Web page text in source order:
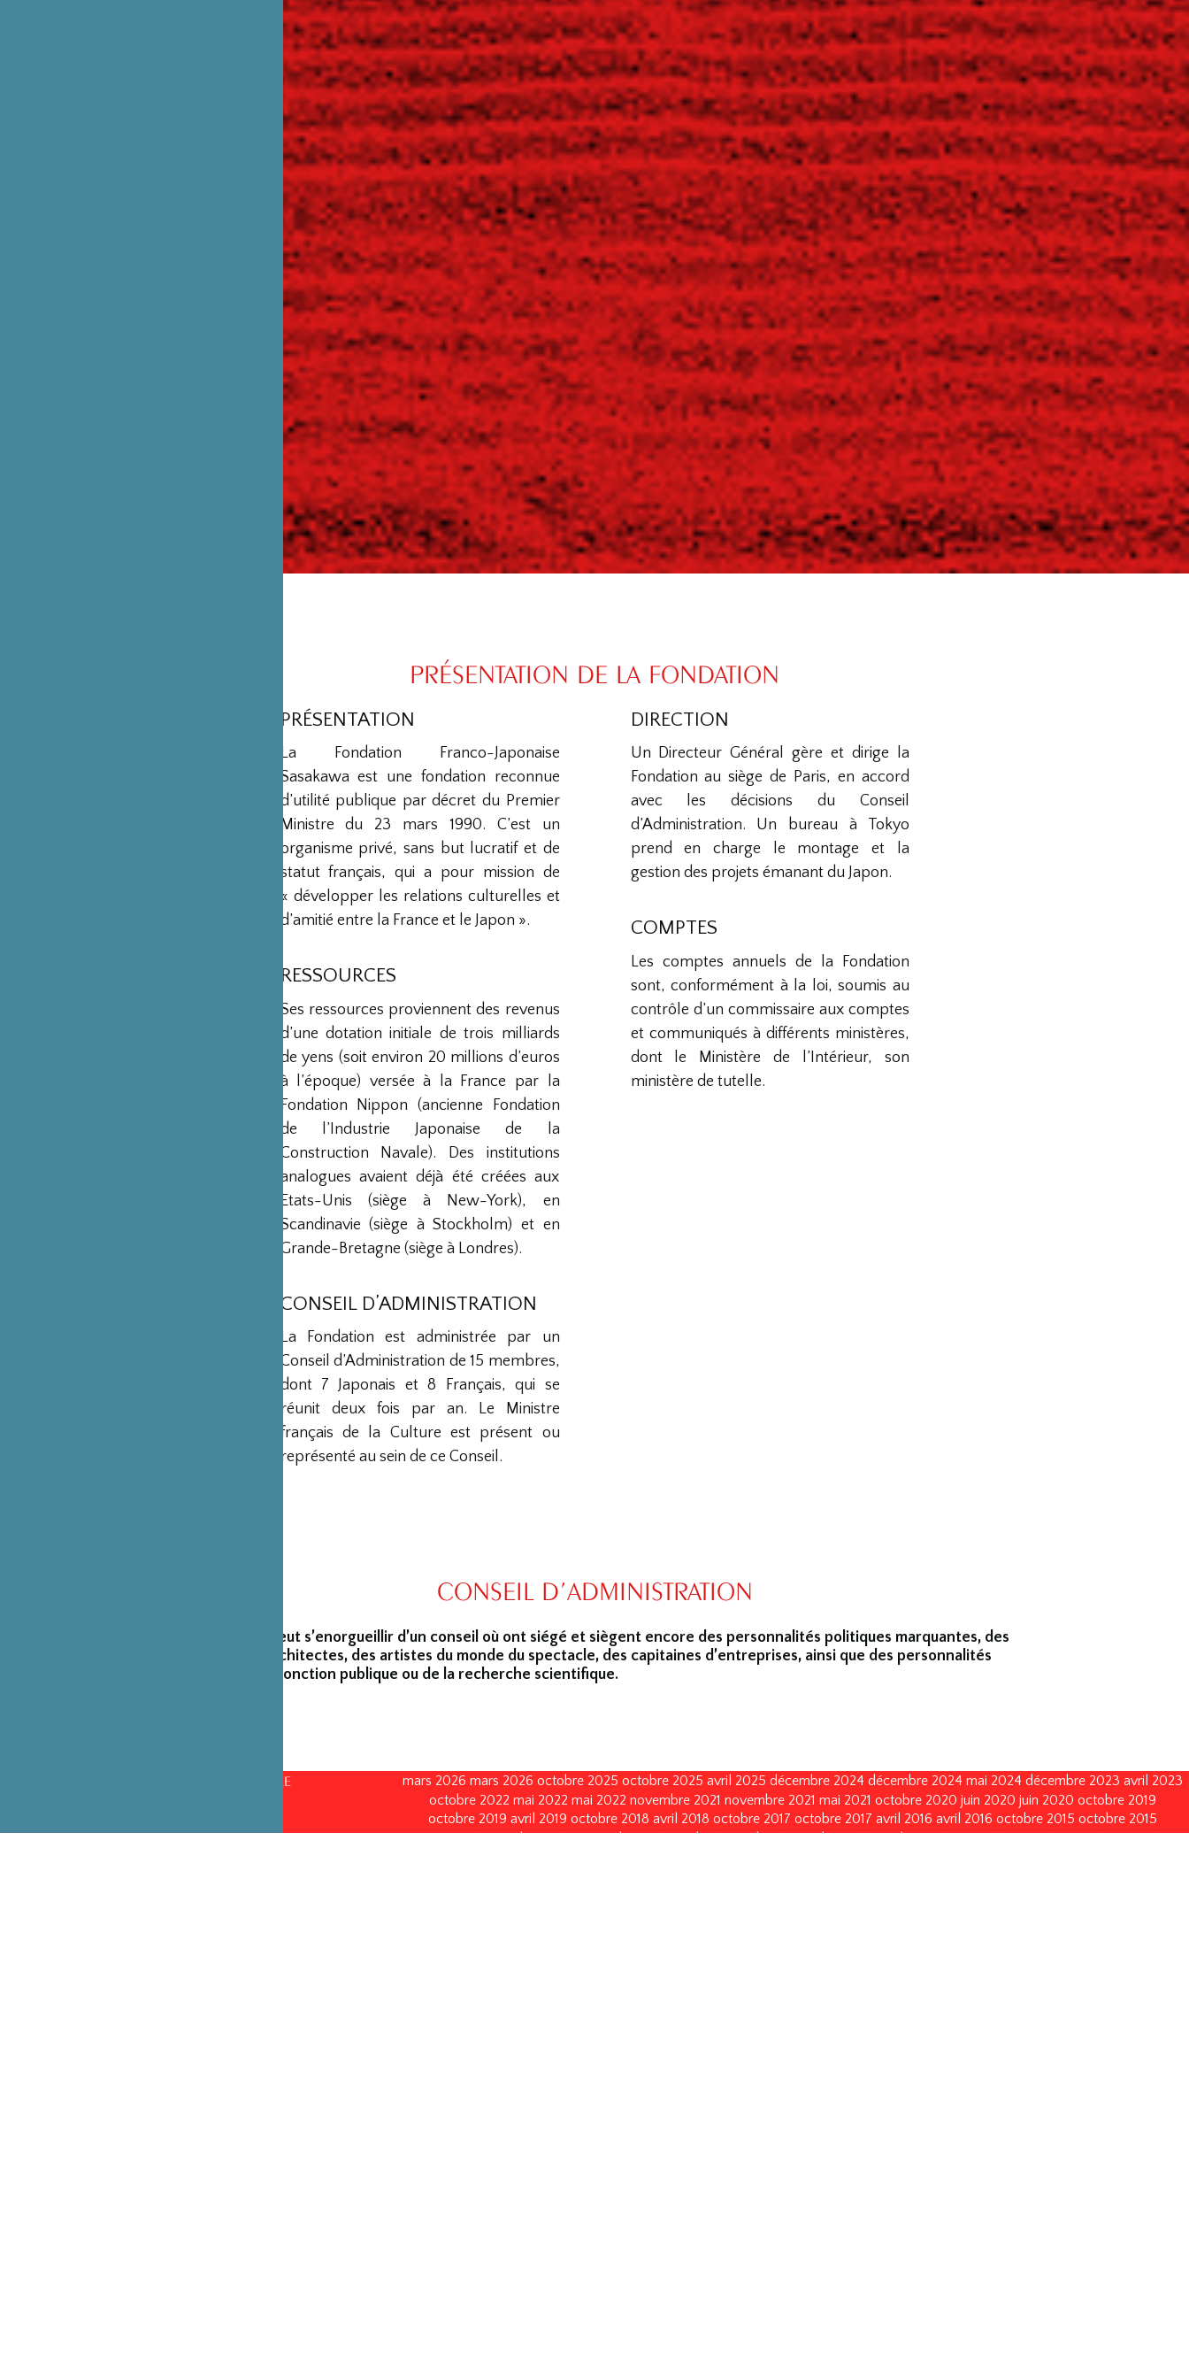
PRÉSENTATION DE LA FONDATION
PRÉSENTATION
La Fondation Franco-Japonaise
Sasakawa est une fondation reconnue
d’utilité publique par décret du Premier
Ministre du 23 mars 1990. C’est un
organisme privé, sans but lucratif et de
statut français, qui a pour mission de
« développer les relations culturelles et
d’amitié entre la France et le Japon ».
RESSOURCES
Ses ressources proviennent des revenus
d’une dotation initiale de trois milliards
de yens (soit environ 20 millions d’euros
à l’époque) versée à la France par la
Fondation Nippon (ancienne Fondation
de l’Industrie Japonaise de la
Construction Navale). Des institutions
analogues avaient déjà été créées aux
Etats-Unis (siège à New-York), en
Scandinavie (siège à Stockholm) et en
Grande-Bretagne (siège à Londres).
CONSEIL D’ADMINISTRATION
La Fondation est administrée par un
Conseil d’Administration de 15 membres,
dont 7 Japonais et 8 Français, qui se
réunit deux fois par an. Le Ministre
français de la Culture est présent ou
représenté au sein de ce Conseil.
DIRECTION
Un Directeur Général gère et dirige la
Fondation au siège de Paris, en accord
avec les décisions du Conseil
d’Administration. Un bureau à Tokyo
prend en charge le montage et la
gestion des projets émanant du Japon.
COMPTES
Les comptes annuels de la Fondation
sont, conformément à la loi, soumis au
contrôle d’un commissaire aux comptes
et communiqués à différents ministères,
dont le Ministère de l’Intérieur, son
ministère de tutelle.
CONSEIL D’ADMINISTRATION
La Fondation peut s’enorgueillir d’un conseil où ont siégé et siègent encore des personnalités politiques marquantes, des
créateurs et architectes, des artistes du monde du spectacle, des capitaines d’entreprises, ainsi que des personnalités
émérites de la fonction publique ou de la recherche scientifique.
CONSEILS D’ADMINISTRATION PAR ANNÉE mars 2026 mars 2026 octobre 2025 octobre 2025 avril 2025 décembre 2024 décembre 2024 mai 2024 décembre 2023 avril 2023
octobre 2022 mai 2022 mai 2022 novembre 2021 novembre 2021 mai 2021 octobre 2020 juin 2020 juin 2020 octobre 2019
octobre 2019 avril 2019 octobre 2018 avril 2018 octobre 2017 octobre 2017 avril 2016 avril 2016 octobre 2015 octobre 2015
janvier 2015 octobre 2014 septembre 2013 avril 2013 avril 2013 octobre 2011 octobre 2011 mai 2011 mai 2011 juin 2010 juin 2010